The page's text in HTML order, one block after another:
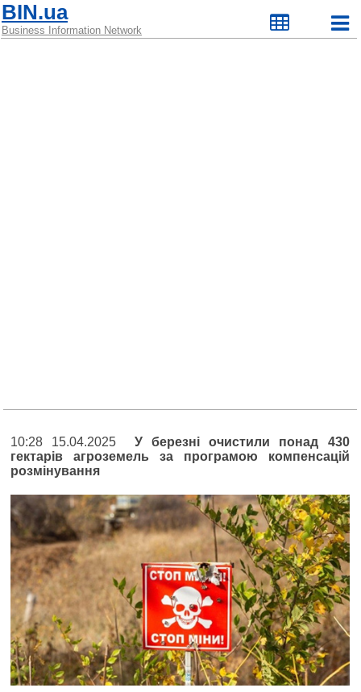
BIN.ua
Business Information Network
10:28 15.04.2025 У березні очистили понад 430
гектарів агроземель за програмою компенсацій
розмінування